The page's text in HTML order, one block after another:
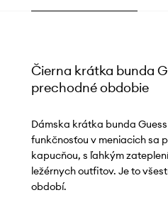
Čierna krátka bunda
prechodné obdobie
Dámska krátka bunda
funkčnosťou v meniacich sa
kapucňou, s ľahkým
ležérnych outfitov. Je to
období.